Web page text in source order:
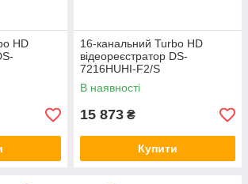
HD
16-канальний Turbo HD
відеореєстратор DS-
7216HUHI-F2/S
В наявності
15 873 ₴
Купити